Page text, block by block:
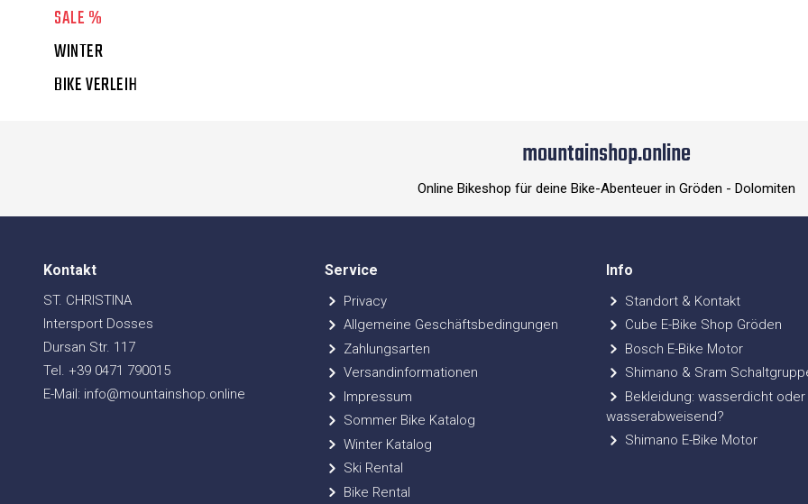
SALE %
WINTER
BIKE VERLEIH
mountainshop.online
Online Bikeshop für deine Bike-Abenteuer in Gröden - Dolomiten
Kontakt
ST. CHRISTINA
Intersport Dosses
Dursan Str. 117
Tel. +39 0471 790015
E-Mail: info@mountainshop.online
Service
Privacy
Allgemeine Geschäftsbedingungen
Zahlungsarten
Versandinformationen
Impressum
Sommer Bike Katalog
Winter Katalog
Ski Rental
Bike Rental
Info
Standort & Kontakt
Cube E-Bike Shop Gröden
Bosch E-Bike Motor
Shimano & Sram
Bekleidung: wasserdicht oder
wasserabweisend?
Shimano E-Bike Motor